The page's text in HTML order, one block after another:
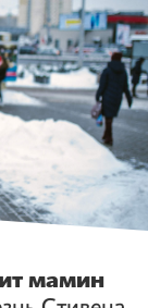
мамин